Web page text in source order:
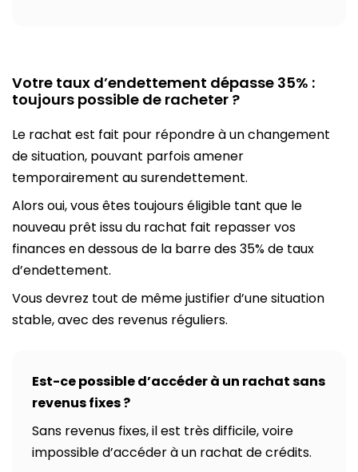
Votre taux d’endettement dépasse 35% :
toujours possible de racheter ?
Le rachat est fait pour répondre à un changement
de situation, pouvant parfois amener
temporairement au surendettement.
Alors oui, vous êtes toujours éligible tant que le
nouveau prêt issu du rachat fait repasser vos
finances en dessous de la barre des 35% de taux
d’endettement.
Vous devrez tout de même justifier d’une situation
stable, avec des revenus réguliers.
Est-ce possible d’accéder à un rachat sans
revenus fixes ?
Sans revenus fixes, il est très difficile, voire
impossible d’accéder à un rachat de crédits.